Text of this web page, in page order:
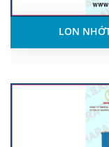
LON